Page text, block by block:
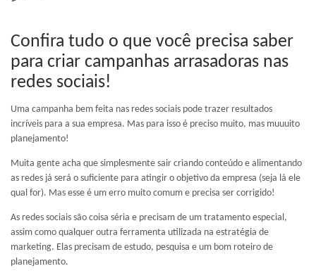
Confira tudo o que você precisa saber
para criar campanhas arrasadoras nas
redes sociais!
Uma campanha bem feita nas redes sociais pode trazer resultados
incríveis para a sua empresa. Mas para isso é preciso muito, mas muuuito
planejamento!
Muita gente acha que simplesmente sair criando conteúdo e alimentando
as redes já será o suficiente para atingir o objetivo da empresa (seja lá ele
qual for). Mas esse é um erro muito comum e precisa ser corrigido!
As redes sociais são coisa séria e precisam de um tratamento especial,
assim como qualquer outra ferramenta utilizada na estratégia de
marketing. Elas precisam de estudo, pesquisa e um bom roteiro de
planejamento.